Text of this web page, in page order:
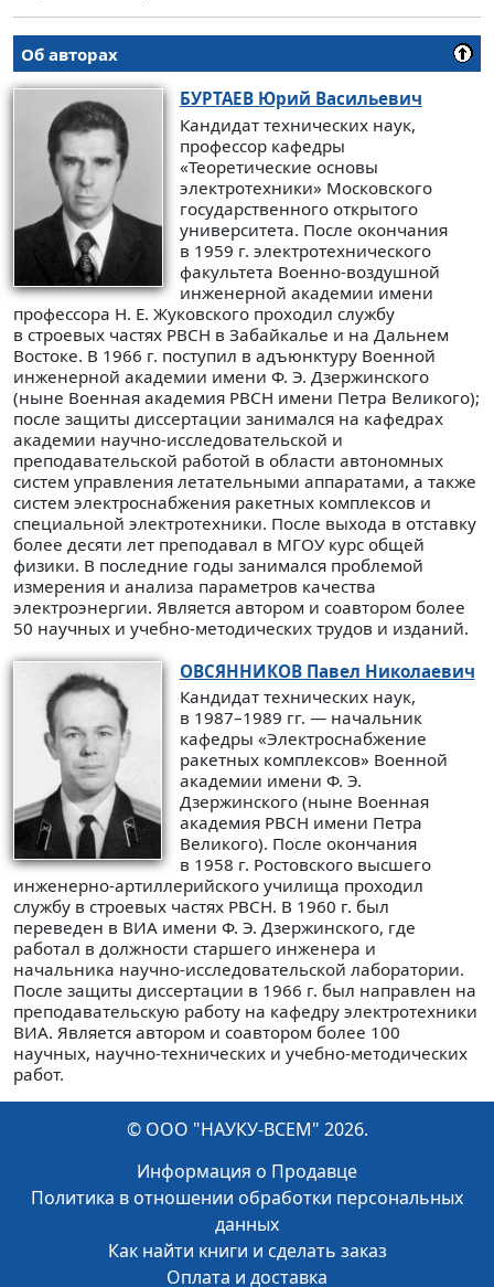
Об авторах
БУРТАЕВЮрий Васильевич
Кандидат технических наук,
профессор кафедры
«Теоретические основы
электротехники» Московского
государственного открытого
университета. После окончания
в 1959 г. электротехнического
факультета Военно-воздушной
инженерной академии имени
профессора Н. Е. Жуковского проходил службу
в строевых частях РВСН в Забайкалье и на Дальнем
Востоке. В 1966 г. поступил в адъюнктуру Военной
инженерной академии имени Ф. Э. Дзержинского
(ныне Военная академия РВСН имени Петра Великого);
после защиты диссертации занимался на кафедрах
академии научно-исследовательской и
преподавательской работой в области автономных
систем управления летательными аппаратами, а также
систем электроснабжения ракетных комплексов и
специальной электротехники. После выхода в отставку
более десяти лет преподавал в МГОУ курс общей
физики. В последние годы занимался проблемой
измерения и анализа параметров качества
электроэнергии. Является автором и соавтором более
50 научных и учебно-методических трудов и изданий.
ОВСЯННИКОВПавел Николаевич
Кандидат технических наук,
в 1987–1989 гг. — начальник
кафедры «Электроснабжение
ракетных комплексов» Военной
академии имени Ф. Э.
Дзержинского (ныне Военная
академия РВСН имени Петра
Великого). После окончания
в 1958 г. Ростовского высшего
инженерно-артиллерийского училища проходил
службу в строевых частях РВСН. В 1960 г. был
переведен в ВИА имени Ф. Э. Дзержинского, где
работал в должности старшего инженера и
начальника научно-исследовательской лаборатории.
После защиты диссертации в 1966 г. был направлен на
преподавательскую работу на кафедру электротехники
ВИА. Является автором и соавтором более 100
научных, научно-технических и учебно-методических
работ.
© ООО "НАУКУ-ВСЕМ" 2026.
Информация о Продавце
Политика в отношении обработки персональных
данных
Как найти книги и сделать заказ
Оплата и доставка